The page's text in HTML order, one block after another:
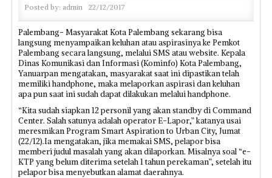
Posted by: admin 22/12/2017
Palembang- Masyarakat Kota Palembang sekarang bisa
langsung menyampaikan keluhan atau aspirasinya ke Pemkot
Palembang secara langsung, melalui SMS atau website. Kepala
Dinas Komunikasi dan Informasi (Kominfo) Kota Palembang,
Yanuarpan mengatakan, masyarakat saat ini dipastikan telah
memiliki handphone, maka melaporkan aspirasi dan keluhan
apa pun saat ini sudah dapat dilakukan melalui handphone.
“Kita sudah siapkan 12 personil yang akan standby di Command
Center. Salah satunya adalah operator E-Lapor,” katanya usai
meresmikan Program Smart Aspiration to Urban City, Jumat
(22/12).Ia mengatakan, jika memakai SMS, pelapor bisa
memberi judul masalah yang akan dilaporkan. Misalnya soal “e-
KTP yang belum diterima setelah 1 tahun perekaman”, setelah itu
pelapor bisa menyebutkan alamat daerahnya.